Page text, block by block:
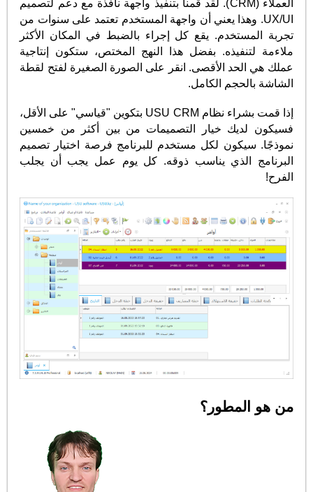
العملاء (CRM). لقد قمنا بتنفيذ واجهة نافذة مع دعم لتصميم
UX/UI. وهذا يعني أن واجهة المستخدم تعتمد على سنوات من
تجربة المستخدم. يقع كل إجراء بالضبط في المكان الأكثر
ملاءمة لتنفيذه. بفضل هذا النهج المختص، ستكون إنتاجية
عملك هي الحد الأقصى. انقر على الصورة الصغيرة لفتح لقطة
الشاشة بالحجم الكامل.
إذا قمت بشراء نظام USU CRM بتكوين "قياسي" على الأقل،
فسيكون لديك خيار التصميمات من بين أكثر من خمسين
نموذجًا. سيكون لكل مستخدم للبرنامج فرصة اختيار تصميم
البرنامج الذي يناسب ذوقه. كل يوم عمل يجب أن يجلب
الفرح!
من هو المطور؟